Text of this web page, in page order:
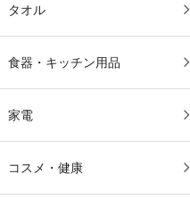
タオル
食器・キッチン用品
家電
コスメ・健康